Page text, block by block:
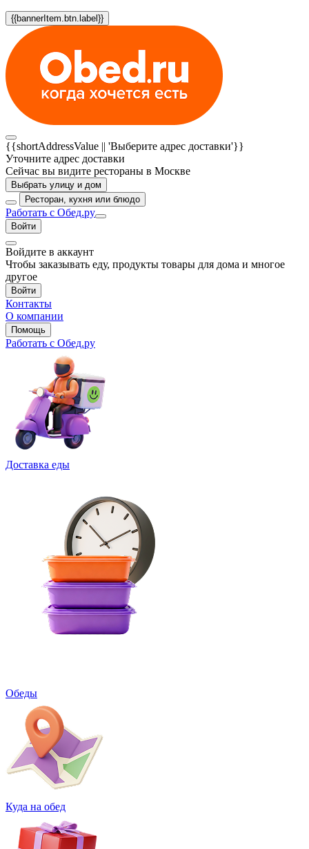
{{bannerItem.btn.label}}
{{shortAddressValue || 'Выберите адрес доставки'}}
Уточните адрес доставки
Сейчас вы видите рестораны в Москве
Выбрать улицу и дом
Ресторан, кухня или блюдо
Работать с Обед.ру
Войти
Войдите в аккаунт
Чтобы заказывать еду, продукты товары для дома и многое
другое
Войти
Контакты
О компании
Помощь
Работать с Обед.ру
Доставка еды
Обеды
Куда на обед